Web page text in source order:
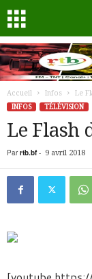
Accueil Infos
Le
INFOS
TÉLÉVISION
Le Flash
Par rtb.bf- 9 avril 2018